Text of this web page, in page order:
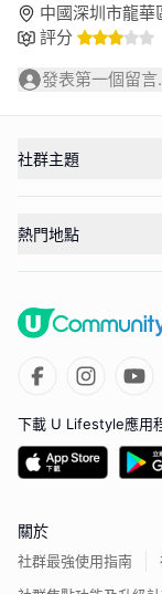
中國深圳市龍華
評分
發表第一個留言
社群主題
熱門地點
下載 U Lifestyle應用
關於
社群最強使用指南